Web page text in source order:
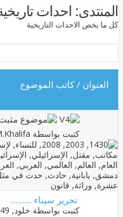
المنتدى: احدات
كل ما يخص الاحدات التاريخية
العنوان /كاتب الموضوع
كتبت بواسطة
تحرير سيناء ............
كتبت بواسطة خلود‏, 25-04-2012 12:49 PM